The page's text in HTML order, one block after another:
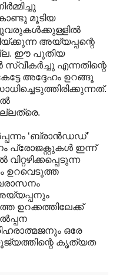
മൂടിയ
അയ്യപ്പന്റെ
ഈ പുതിയ
എന്നതിന്റെ
അദ്ദേഹം ഉറങ്ങൂ
‘ബ്രാൻഡഡ്’
പ്രോജക്റ്റുകൾ ഇന്ന്
ഉറവെടുത്ത
ഉറക്കത്തിലേക്ക്
ഒരേ
കൃത്യത